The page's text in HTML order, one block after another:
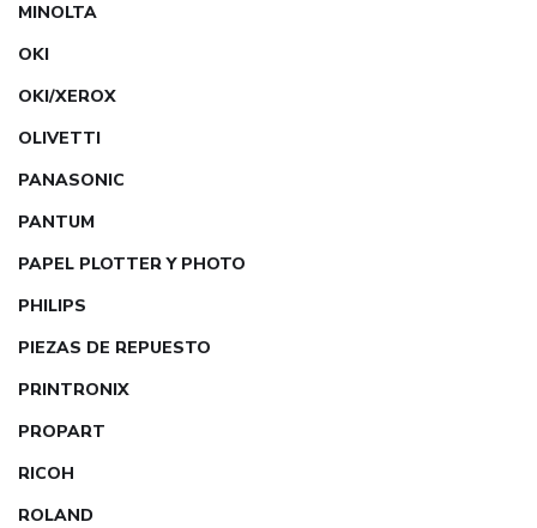
MINOLTA
OKI
OKI/XEROX
OLIVETTI
PANASONIC
PANTUM
PAPEL PLOTTER Y PHOTO
PHILIPS
PIEZAS DE REPUESTO
PRINTRONIX
PROPART
RICOH
ROLAND